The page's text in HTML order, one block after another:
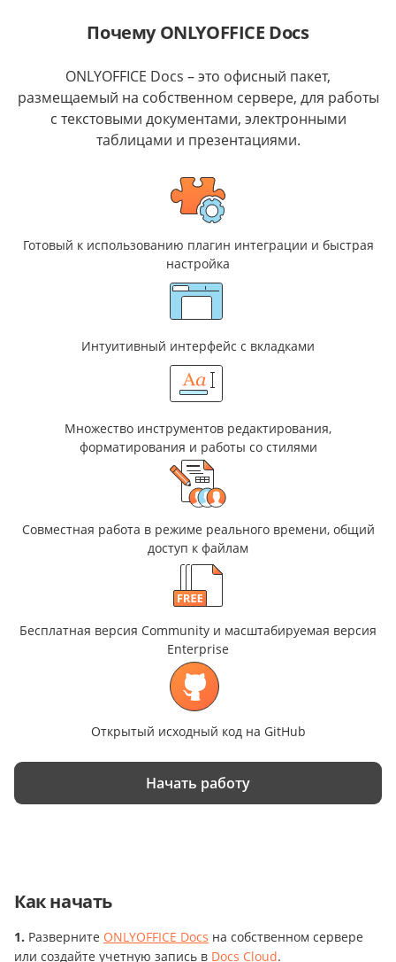
Почему ONLYOFFICE Docs
ONLYOFFICE Docs – это офисный пакет,
размещаемый на собственном сервере, для работы
с текстовыми документами, электронными
таблицами и презентациями.
Готовый к использованию плагин интеграции и быстрая
настройка
Интуитивный интерфейс с вкладками
Множество инструментов редактирования,
форматирования и работы со стилями
Совместная работа в режиме реального времени, общий
доступ к файлам
Бесплатная версия Community и масштабируемая версия
Enterprise
Открытый исходный код на GitHub
Начать работу
Как начать
Разверните ONLYOFFICE Docs на собственном сервере
или создайте учетную запись в Docs Cloud.